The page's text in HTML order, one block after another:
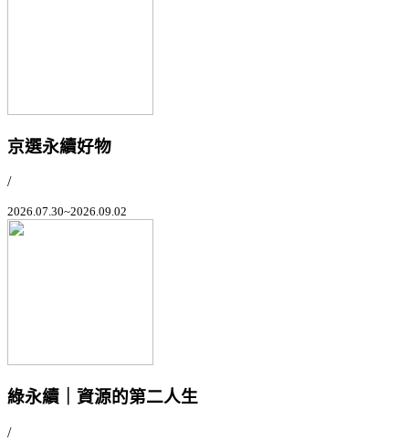
京選永續好物
/
2026.07.30~2026.09.02
綠永續｜資源的第二人生
/